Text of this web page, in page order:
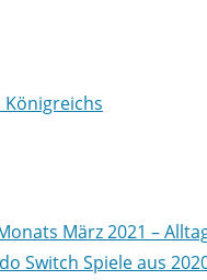
Königreichs
März 2021 –
Switch Spiele aus